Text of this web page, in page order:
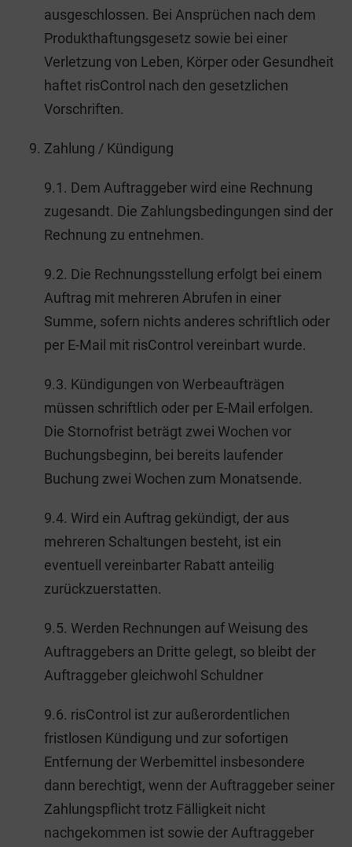
ausgeschlossen. Bei Ansprüchen nach dem
Produkthaftungsgesetz sowie bei einer
Verletzung von Leben, Körper oder Gesundheit
haftet risControl nach den gesetzlichen
Vorschriften.
Zahlung / Kündigung
9.1. Dem Auftraggeber wird eine Rechnung
zugesandt. Die Zahlungsbedingungen sind der
Rechnung zu entnehmen.
9.2. Die Rechnungsstellung erfolgt bei einem
Auftrag mit mehreren Abrufen in einer
Summe, sofern nichts anderes schriftlich oder
per E-Mail mit risControl vereinbart wurde.
9.3. Kündigungen von Werbeaufträgen
müssen schriftlich oder per E-Mail erfolgen.
Die Stornofrist beträgt zwei Wochen vor
Buchungsbeginn, bei bereits laufender
Buchung zwei Wochen zum Monatsende.
9.4. Wird ein Auftrag gekündigt, der aus
mehreren Schaltungen besteht, ist ein
eventuell vereinbarter Rabatt anteilig
zurückzuerstatten.
9.5. Werden Rechnungen auf Weisung des
Auftraggebers an Dritte gelegt, so bleibt der
Auftraggeber gleichwohl Schuldner
9.6. risControl ist zur außerordentlichen
fristlosen Kündigung und zur sofortigen
Entfernung der Werbemittel insbesondere
dann berechtigt, wenn der Auftraggeber seiner
Zahlungspflicht trotz Fälligkeit nicht
nachgekommen ist sowie der Auftraggeber